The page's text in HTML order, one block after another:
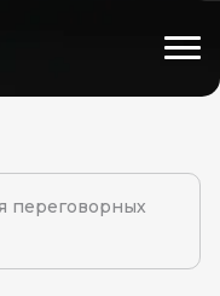
переговорных